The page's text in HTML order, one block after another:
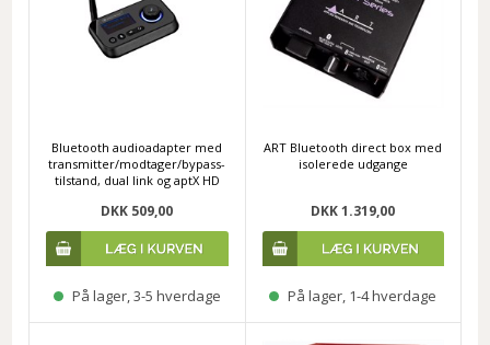
Bluetooth audioadapter med
transmitter/modtager/bypass-
tilstand, dual link og aptX HD
DKK 509,00
På lager, 3-5 hverdage
ART Bluetooth direct box med
isolerede udgange
DKK 1.319,00
På lager, 1-4 hverdage